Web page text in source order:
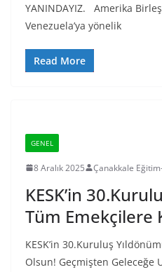
YANINDAYIZ. Amerika
Venezuela’ya yönelik
Read More
GENEL
8 Aralık 2025 Çanakkale
KESK’in
Tüm Emekçilere
KESK’in 30.Kuruluş
Olsun! Geçmişten Geleceğe